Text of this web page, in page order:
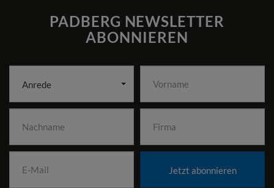
PADBERG NEWSLETTER
ABONNIEREN
Anrede
Jetzt abonnieren